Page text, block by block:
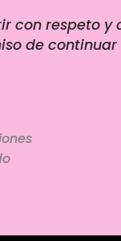
con respeto y
de